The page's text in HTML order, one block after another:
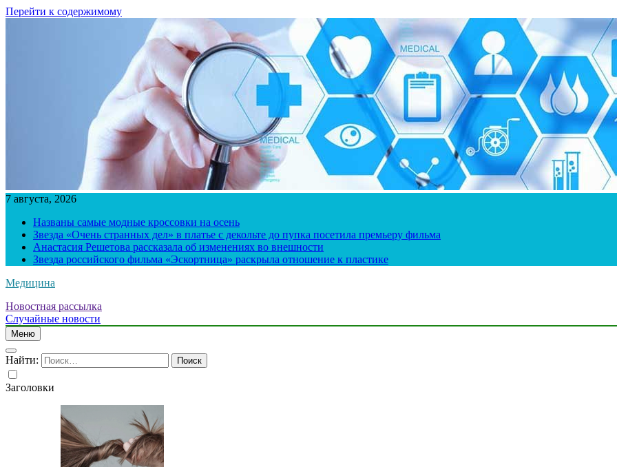
Перейти к содержимому
7 августа, 2026
Названы самые модные кроссовки на осень
Звезда «Очень странных дел» в платье с декольте до пупка посетила премьеру фильма
Анастасия Решетова рассказала об изменениях во внешности
Звезда российского фильма «Эскортница» раскрыла отношение к пластике
Медицина
Новостная рассылка
Случайные новости
Меню
Найти:
Заголовки